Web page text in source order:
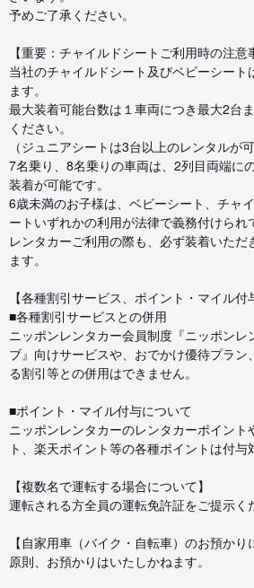
予めご了承ください。
【重要：チャイルドシートご利用時の注意
当社のチャイルドシート及びベビーシー
ます。
最大装着可能台数は１車両につき最大2台
ください。
（ジュニアシートは3台以上のレンタルが
7名乗り、8名乗りの車両は、2列目両端に
装着が可能です。
6歳未満のお子様は、ベビーシート、チャ
ートいずれかの利用が法律で義務付けられ
レンタカーご利用の際も、必ず装着いただ
ます。
【各種割引サービス、ポイント・マイル付
■各種割引サービスとの併用
ニッポンレンタカー会員制度『ニッポンレ
ブ』向けサービスや、おでかけ優待プラン
る割引等との併用はできません。
■ポイント・マイル付与について
ニッポンレンタカーのレンタカーポイント
ト、楽天ポイント等の各種ポイントは付与
【複数名で運転する場合について】
運転される方全員の運転免許証をご提示く
【自家用車（バイク・自転車）のお預かり
原則、お預かりはいたしかねます。